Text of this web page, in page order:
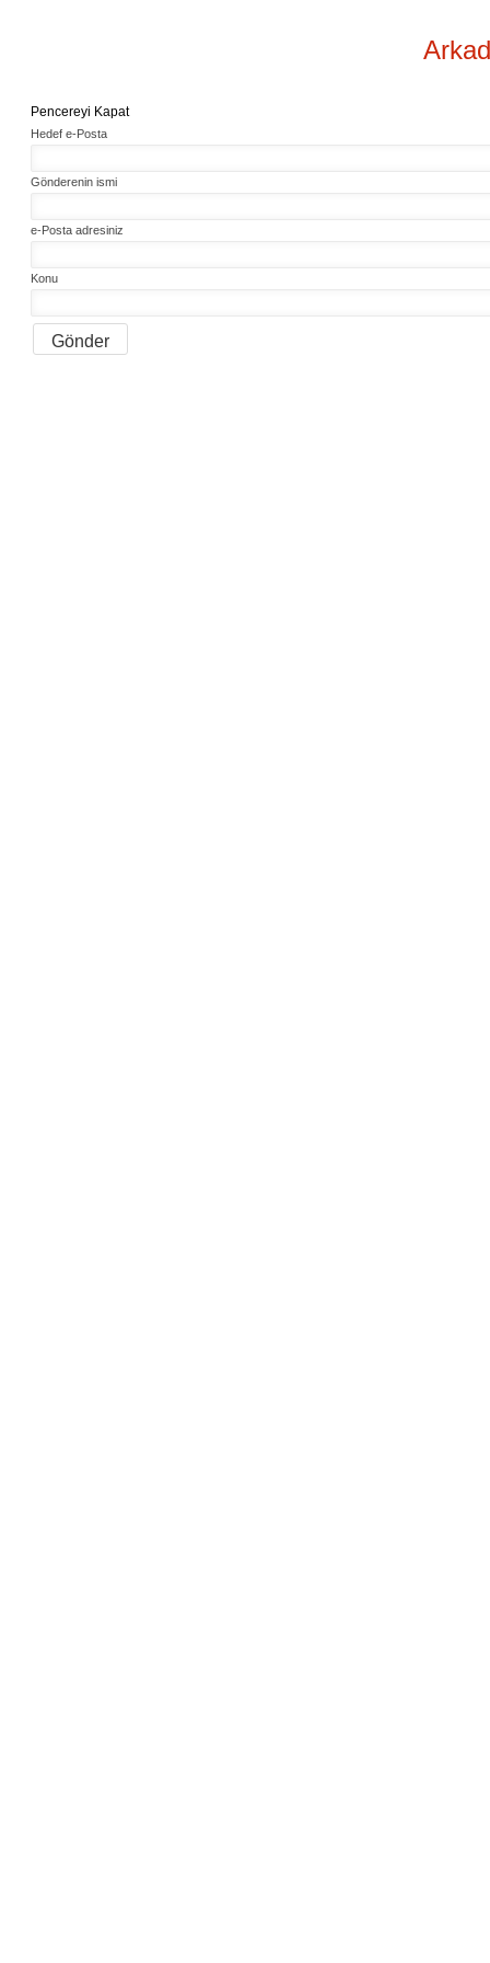
Pencereyi Kapat
Hedef e-Posta
Gönderenin ismi
e-Posta adresiniz
Konu
Gönder